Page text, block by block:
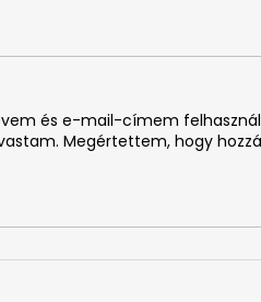
és e-mail-címem
Megértettem, hogy